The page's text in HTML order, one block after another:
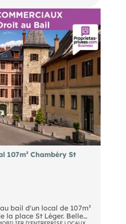
de travaux à prévoir. Le
au bail, l'ensemble des
d'un restaurant haut
107m² Chambéry St
bail d'un local de 107m²
la place St Léger. Belle